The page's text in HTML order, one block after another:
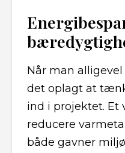
Når man
det oplagt at
ind i projektet. Et
reducere
både gavner